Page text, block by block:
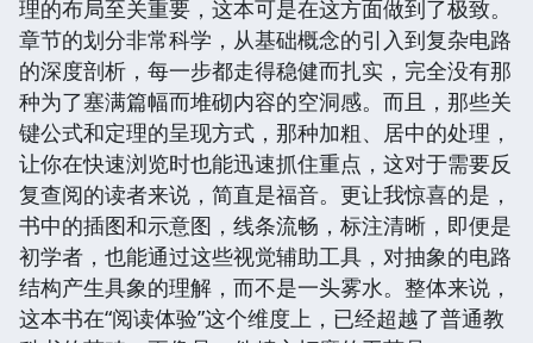
理的布局至关重要，这本可是在这方面做到了极致。
章节的划分非常科学，从基础概念的引入到复杂电路
的深度剖析，每一步都走得稳健而扎实，完全没有那
种为了塞满篇幅而堆砌内容的空洞感。而且，那些关
键公式和定理的呈现方式，那种加粗、居中的处理，
让你在快速浏览时也能迅速抓住重点，这对于需要反
复查阅的读者来说，简直是福音。更让我惊喜的是，
书中的插图和示意图，线条流畅，标注清晰，即便是
初学者，也能通过这些视觉辅助工具，对抽象的电路
结构产生具象的理解，而不是一头雾水。整体来说，
这本书在“阅读体验”这个维度上，已经超越了普通教